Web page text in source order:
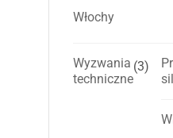
Włochy
Wyzwania
techniczne
(3)